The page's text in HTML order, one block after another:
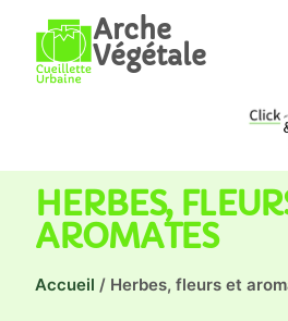
Arche
Végétale
HERBES,
AROMATES
Accueil / Herbes, fleurs et